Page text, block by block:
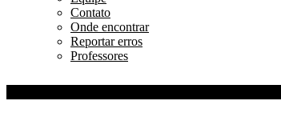
Contato
Onde encontrar
Reportar erros
Professores